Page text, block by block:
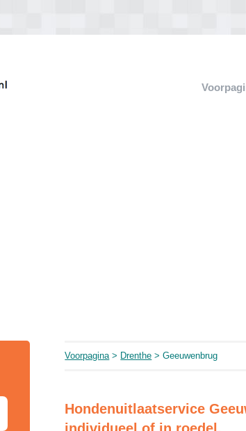
Voorpagina> Drenthe > Geeuwenbrug
Hondenuitlaatservice